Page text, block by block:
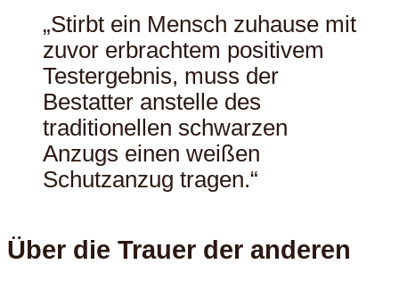
„Stirbt ein Mensch zuhause mit
zuvor erbrachtem positivem
Testergebnis, muss der
Bestatter anstelle des
traditionellen schwarzen
Anzugs einen weißen
Schutzanzug tragen.“
Über die Trauer der anderen